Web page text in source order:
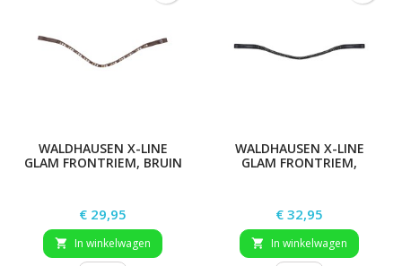
WALDHAUSEN X-LINE
GLAM FRONTRIEM, BRUIN
Prijs
€ 29,95
 In winkelwagen
WALDHAUSEN X-LINE
GLAM FRONTRIEM,
Prijs
€ 32,95
 In winkelwagen